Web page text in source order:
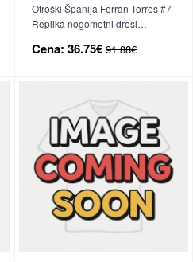
Otroški Španija Ferran Torres #7
Replika nogometni dresi
Kratek Rokav (+ hlače)
Cena: 36.75€ 91.88€